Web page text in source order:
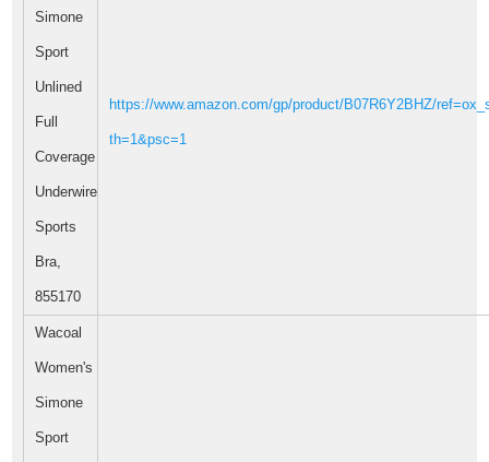
Simone
Sport
Unlined
Full
Coverage
Underwire
Sports
Bra,
855170
https://www.amazon.com/gp/product/B07R6Y2BHZ/
th=1&psc=1
Wacoal
Women's
Simone
Sport